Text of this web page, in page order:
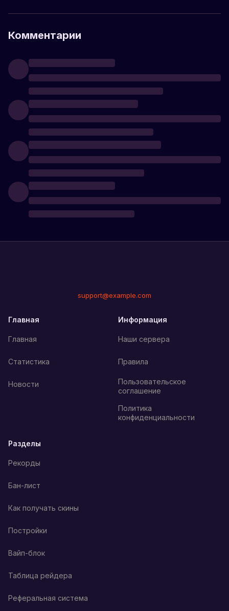
Комментарии
support@example.com
Главная
Главная
Статистика
Новости
Информация
Наши сервера
Правила
Пользовательское
соглашение
Политика
конфиденциальности
Разделы
Рекорды
Бан-лист
Как получать скины
Постройки
Вайп-блок
Таблица рейдера
Реферальная система